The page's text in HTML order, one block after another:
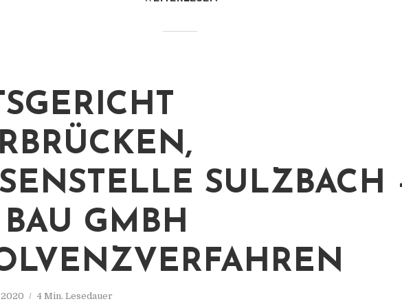
SULZBACH
BAU GMBH
4 Min. Lesedauer